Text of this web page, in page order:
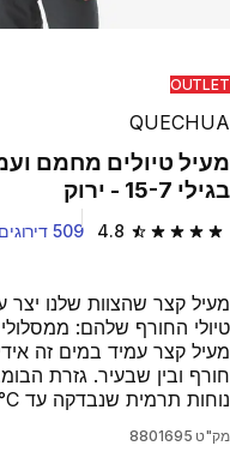
OUTLET
QUECHUA
מעיל טיולים מחמם ועמיד במים MH500 לילדים
בגילי 15-7 - ירוק
4.8 4.8 out of 5 stars from 509 reviews 509 דירוגים
מעיל קצר שהצוות שלנו יצר
טיולי החורף שלהם:
חורף ובין שבעיר. גזרת
נוחות תרמית שנבדקה עד ‎-6.5°C.
מק"ט 8801695